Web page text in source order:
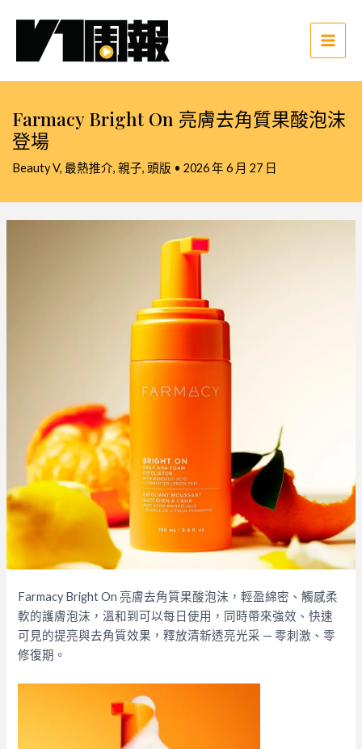
Main
Farmacy Bright On 亮膚去角質果酸泡沫
登場
Beauty V, 最熱推介, 親子, 頭版 • 2026 年 6 月 27 日
Farmacy Bright On 亮膚去角質果酸泡沫，輕盈綿密、觸感柔
軟的護膚泡沫，溫和到可以每日使用，同時帶來強效、快速
可見的提亮與去角質效果，釋放清新透亮光采 — 零刺激、零
修復期。